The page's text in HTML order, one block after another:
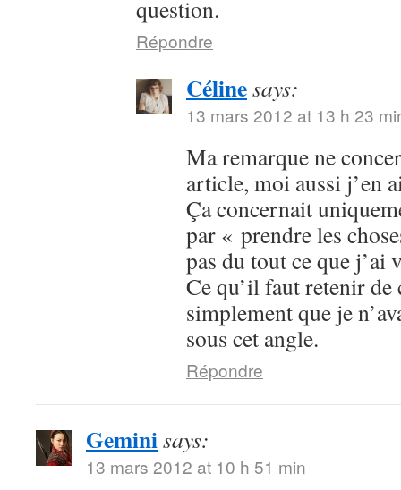
question.
Répondre
Célinesays:
13 mars 2012 at 13 h 23
Ma remarque ne
article, moi aussi j’en
Ça concernait
par « prendre les
pas du tout ce que j’ai
Ce qu’il faut retenir de
simplement que je
sous cet angle.
Répondre
Geminisays:
13 mars 2012 at 10 h 51 min